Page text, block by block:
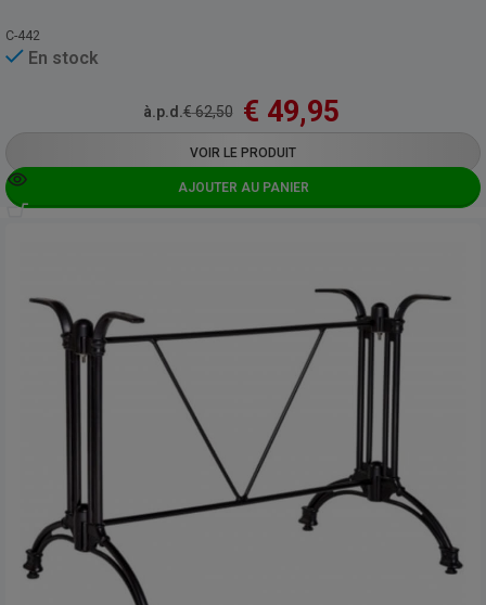
C-442
En stock
à.p.d.€62,50 € 49,95
VOIR LE PRODUIT
AJOUTER AU PANIER